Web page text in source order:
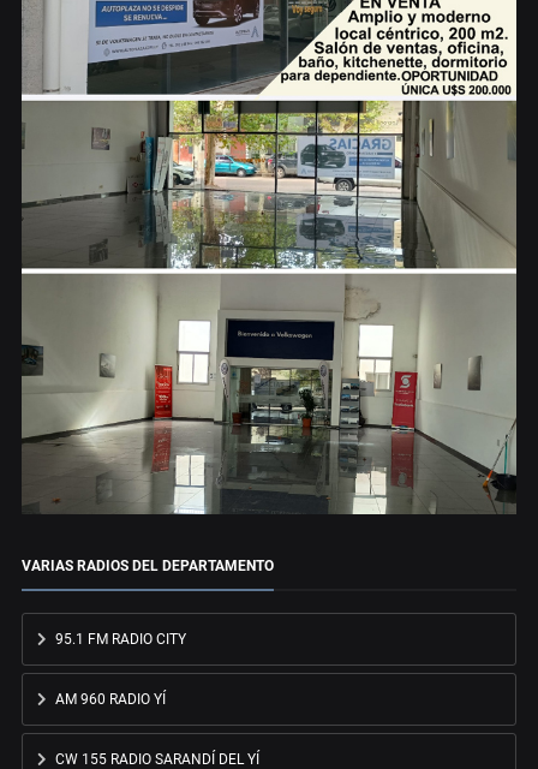
VARIAS RADIOS DEL DEPARTAMENTO
95.1 FM RADIO CITY
AM 960 RADIO YÍ
CW 155 RADIO SARANDÍ DEL YÍ